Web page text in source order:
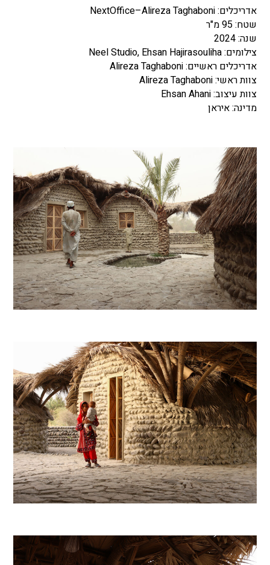
אדריכלים:
NextOffice–Alireza Taghaboni
שטח: 95 מ"ר
שנה: 2024
צילומים:Neel Studio, Ehsan Hajirasouliha
אדריכלים ראשיים:Alireza Taghaboni
צוות ראשי:Alireza Taghaboni
צוות עיצוב:Ehsan Ahani
מדינה: איראן